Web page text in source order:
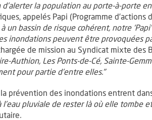
la population au porte-à-porte en
appelés Papi (Programme
un bassin de risque cohérent, notre
inondations peuvent être provoquées
de mission au Syndicat mixte des
Authion, Les Ponts-de-Cé, Sainte-
pour partie d’entre elles."
prévention des inondations entrent
pluviale de rester là où elle tombe
.